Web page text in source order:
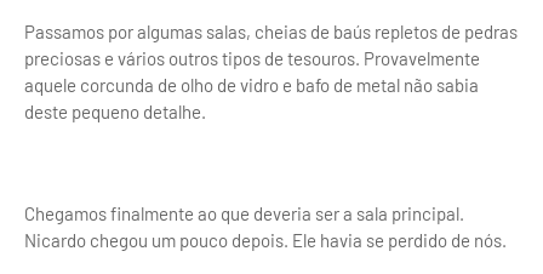
Passamos por algumas salas, cheias de baús repletos de pedras
preciosas e vários outros tipos de tesouros. Provavelmente
aquele corcunda de olho de vidro e bafo de metal não sabia
deste pequeno detalhe.
Chegamos finalmente ao que deveria ser a sala principal.
Nicardo chegou um pouco depois. Ele havia se perdido de nós.